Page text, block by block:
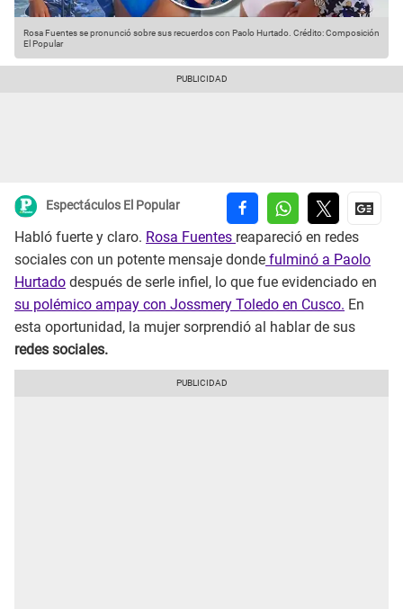
Rosa Fuentes se pronunció sobre sus recuerdos con Paolo Hurtado. Crédito: Composición
El Popular
Espectáculos El Popular
Habló fuerte y claro. Rosa Fuentes reapareció en redes
sociales con un potente mensaje donde fulminó a Paolo
Hurtado después de serle infiel, lo que fue evidenciado en
su polémico ampay con Jossmery Toledo en Cusco. En
esta oportunidad, la mujer sorprendió al hablar de sus
redes sociales.